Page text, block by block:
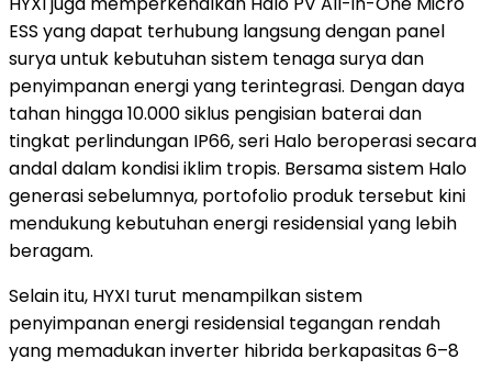
ESS yang dapat terhubung langsung dengan panel
surya untuk kebutuhan sistem tenaga surya dan
penyimpanan energi yang terintegrasi. Dengan daya
tahan hingga 10.000 siklus pengisian baterai dan
tingkat perlindungan IP66, seri Halo beroperasi secara
andal dalam kondisi iklim tropis. Bersama sistem Halo
generasi sebelumnya, portofolio produk tersebut kini
mendukung kebutuhan energi residensial yang lebih
beragam.
Selain itu, HYXI turut menampilkan sistem
penyimpanan energi residensial tegangan rendah
yang memadukan inverter hibrida berkapasitas 6–8